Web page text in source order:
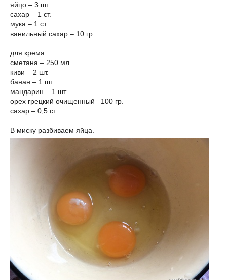
яйцо – 3 шт.
сахар – 1 ст.
мука – 1 ст.
ванильный сахар – 10 гр.
для крема:
сметана – 250 мл.
киви – 2 шт.
банан – 1 шт.
мандарин – 1 шт.
орех грецкий очищенный– 100 гр.
сахар – 0,5 ст.
В миску разбиваем яйца.